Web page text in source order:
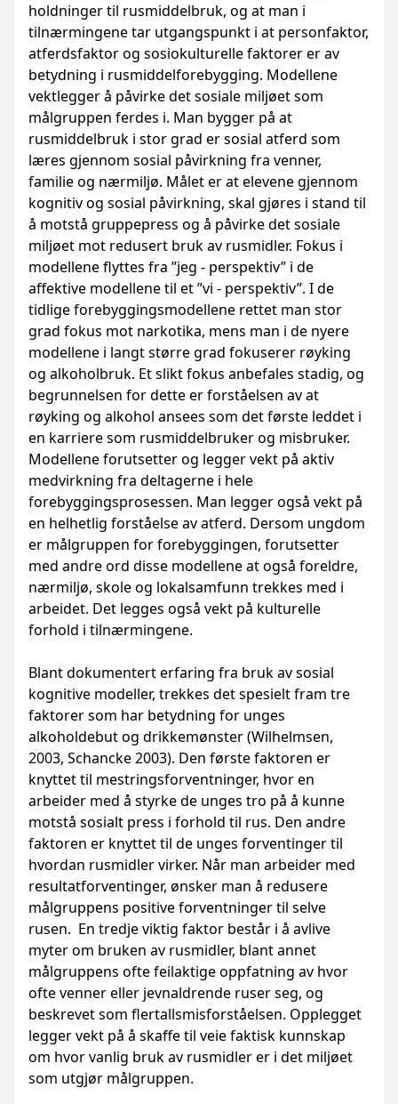
holdninger til rusmiddelbruk, og at man i
tilnærmingene tar utgangspunkt i at personfaktor,
atferdsfaktor og sosiokulturelle faktorer er av
betydning i rusmiddelforebygging. Modellene
vektlegger å påvirke det sosiale miljøet som
målgruppen ferdes i. Man bygger på at
rusmiddelbruk i stor grad er sosial atferd som
læres gjennom sosial påvirkning fra venner,
familie og nærmiljø. Målet er at elevene gjennom
kognitiv og sosial påvirkning, skal gjøres i stand til
å motstå gruppepress og å påvirke det sosiale
miljøet mot redusert bruk av rusmidler. Fokus i
modellene flyttes fra ”jeg - perspektiv” i de
affektive modellene til et ”vi - perspektiv”. I de
tidlige forebyggingsmodellene rettet man stor
grad fokus mot narkotika, mens man i de nyere
modellene i langt større grad fokuserer røyking
og alkoholbruk. Et slikt fokus anbefales stadig, og
begrunnelsen for dette er forståelsen av at
røyking og alkohol ansees som det første leddet i
en karriere som rusmiddelbruker og misbruker.
Modellene forutsetter og legger vekt på aktiv
medvirkning fra deltagerne i hele
forebyggingsprosessen. Man legger også vekt på
en helhetlig forståelse av atferd. Dersom ungdom
er målgruppen for forebyggingen, forutsetter
med andre ord disse modellene at også foreldre,
nærmiljø, skole og lokalsamfunn trekkes med i
arbeidet. Det legges også vekt på kulturelle
forhold i tilnærmingene.
Blant dokumentert erfaring fra bruk av sosial
kognitive modeller, trekkes det spesielt fram tre
faktorer som har betydning for unges
alkoholdebut og drikkemønster (Wilhelmsen,
2003, Schancke 2003). Den første faktoren er
knyttet til mestringsforventninger, hvor en
arbeider med å styrke de unges tro på å kunne
motstå sosialt press i forhold til rus. Den andre
faktoren er knyttet til de unges forventinger til
hvordan rusmidler virker. Når man arbeider med
resultatforventinger, ønsker man å redusere
målgruppens positive forventninger til selve
rusen. En tredje viktig faktor består i å avlive
myter om bruken av rusmidler, blant annet
målgruppens ofte feilaktige oppfatning av hvor
ofte venner eller jevnaldrende ruser seg, og
beskrevet som flertallsmisforståelsen. Opplegget
legger vekt på å skaffe til veie faktisk kunnskap
om hvor vanlig bruk av rusmidler er i det miljøet
som utgjør målgruppen.